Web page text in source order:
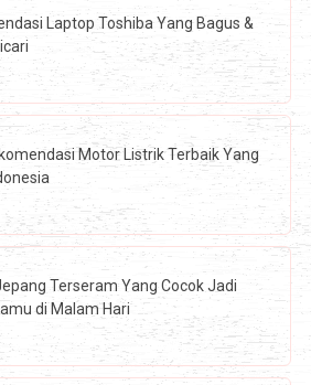
Laptop Toshiba Yang Bagus &
Motor Listrik Terbaik Yang
Terseram Yang Cocok Jadi
di Malam Hari